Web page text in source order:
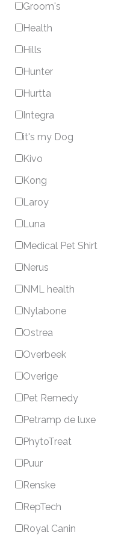
Groom's
Health
Hills
Hunter
Hurtta
Integra
it's my Dog
Kivo
Kong
Laroy
Luna
Medical Pet Shirt
Nerus
NML health
Nylabone
Ostrea
Overbeek
Overige
Pet Remedy
Petramp de luxe
PhytoTreat
Puur
Renske
RepTech
Royal Canin